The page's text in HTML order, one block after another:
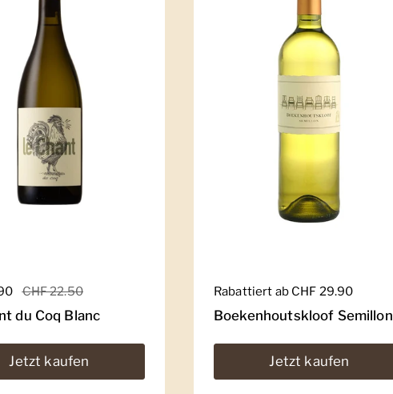
Preis
Sale-Preis
CHF 22.50
du Coq Blanc
Jetzt kaufen
Regulärer Preis
Rabattiert ab CHF 29.90
Boekenhoutskloof Semillon
Jetzt kaufen